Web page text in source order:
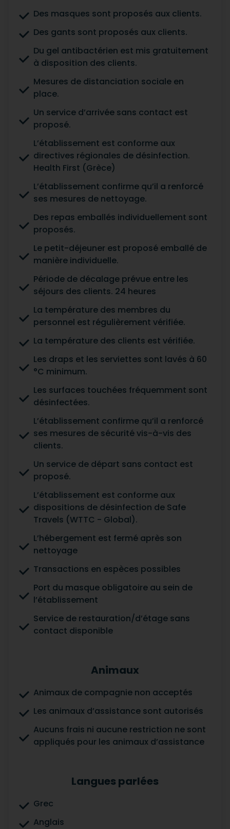
Des masques sont proposés aux clients.
Des gants sont proposés aux clients.
Du gel antibactérien est mis gratuitement
à disposition des clients.
Mesures de distanciation sociale en
place.
Un service d’arrivée sans contact est
proposé.
L’établissement est conforme aux
directives régionales de désinfection.
Health First (Grèce)
L’établissement confirme qu’il a renforcé
ses mesures de nettoyage.
Des repas emballés individuellement sont
proposés.
Le petit-déjeuner est proposé emballé de
manière individuelle.
Période de décalage prévue entre les
séjours des clients. 24 heures
La température des membres du
personnel est régulièrement vérifiée.
La température des clients est vérifiée.
Les draps et les serviettes sont lavés à 60
°C minimum.
Les surfaces touchées fréquemment sont
désinfectées.
L’établissement confirme qu’il a renforcé
ses mesures de sécurité vis-à-vis des
clients.
Un service de départ sans contact est
proposé.
L’établissement est conforme aux
dispositions de désinfection de Safe
Travels (WTTC - Global).
L’hébergement est fermé après son
nettoyage
Transactions en espèces possibles
Port du masque obligatoire au sein de
l’établissement
Service de restauration/d’étage sans
contact disponible
Animaux
Animaux de compagnie non acceptés
Les animaux d’assistance sont autorisés
Aucuns frais ni aucune restriction ne sont
appliqués pour les animaux d’assistance
Langues parlées
Grec
Anglais